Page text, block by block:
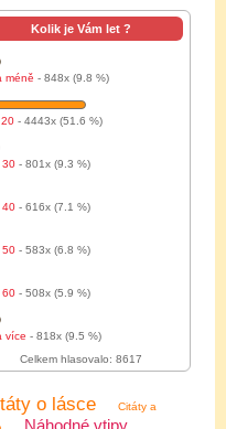
Kolik je Vám let ?
méně - 848x (9.8 %)
20 - 4443x (51.6 %)
30 - 801x (9.3 %)
40 - 616x (7.1 %)
50 - 583x (6.8 %)
60 - 508x (5.9 %)
více - 818x (9.5 %)
Celkem hlasovalo: 8617
o lásce
Citáty a
Náhodné vtipy